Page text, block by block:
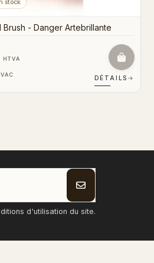
HTVA
DÉTAILS →
d'utilisation du site.